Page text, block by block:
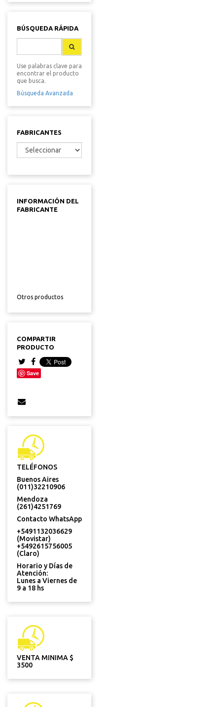
BÚSQUEDA RÁPIDA
Use palabras clave para
encontrar el producto
que busca.
Búsqueda Avanzada
FABRICANTES
INFORMACIÓN DEL
FABRICANTE
Otros productos
COMPARTIR
PRODUCTO
Save
TELÉFONOS
Buenos Aires
(011)32210906
Mendoza
(261)4251769
Contacto WhatsApp
+5491132036629
(Movistar)
+5492615756005
(Claro)
Horario y Días de
Atención:
Lunes a Viernes de
9 a 18 hs
VENTA MINIMA $
3500